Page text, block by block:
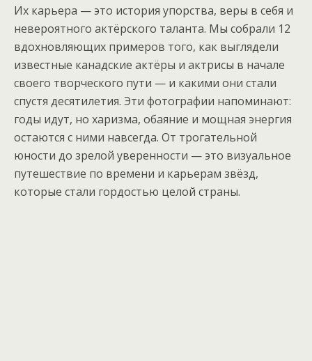
Их карьера — это история упорства, веры в себя и
невероятного актёрского таланта. Мы собрали 12
вдохновляющих примеров того, как выглядели
известные канадские актёры и актрисы в начале
своего творческого пути — и какими они стали
спустя десятилетия. Эти фотографии напоминают:
годы идут, но харизма, обаяние и мощная энергия
остаются с ними навсегда. От трогательной
юности до зрелой уверенности — это визуальное
путешествие по времени и карьерам звёзд,
которые стали гордостью целой страны.